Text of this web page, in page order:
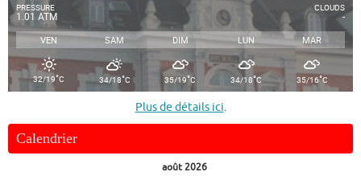
PRESSURE
1.01 ATM
CLOUDS
-
VEN SAM DIM LUN MAR
32/19°C 34/18°C 35/19°C 34/18°C 35/16°C
Plus de détails ici.
Calendrier
août 2026